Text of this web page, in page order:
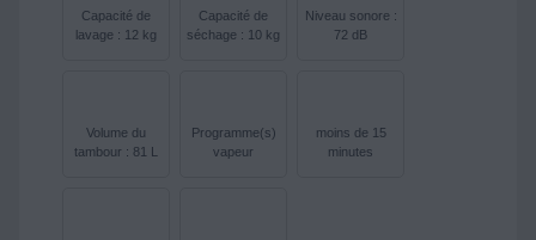
Capacité de
lavage : 12 kg
Capacité de
séchage : 10 kg
Niveau sonore :
72 dB
Volume du
tambour : 81 L
Programme(s)
vapeur
moins de 15
minutes